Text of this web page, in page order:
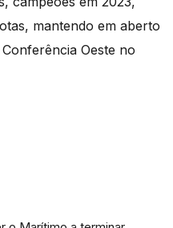
mantendo em aberto
Oeste no